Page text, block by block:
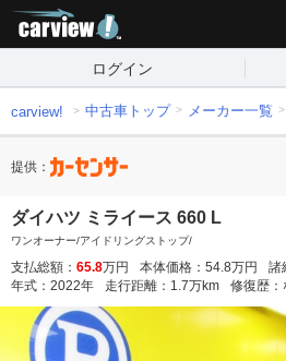
ログイン
carview! 中古車トップ メーカー一覧
提供：
ダイハツ ミライース 660 L
ワンオーナー/アイドリングストップ/
支払総額： 65.8万円 本体価格： 54.8万円 諸
年式： 2022年 走行距離： 1.7万km 修復歴：